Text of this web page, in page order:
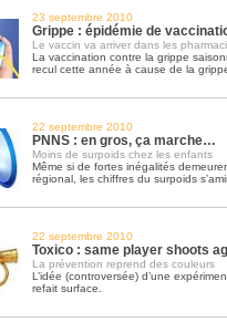
23 septembre 2010
Grippe : épidémie de
Le vaccin va arriver dans les
La vaccination contre la grippe
recul cette année à cause de la
22 septembre 2010
PNNS : en gros, ça marche…
Moins de surpoids chez les enfants
Même si de fortes inégalités
régional, les chiffres du surpoids
22 septembre 2010
Toxico : same player shoots
La prévention reprend des couleurs
L’idée (controversée) d’une
refait surface.